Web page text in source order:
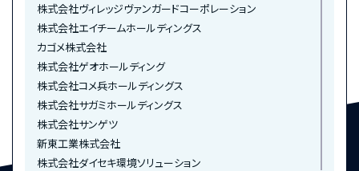
古山医院・・・徒歩10分（約750m）
寺島整形外科・・・徒歩12分（約920m）
BANK
あいち銀行 中村支店・中村中央支店・千成支店・・・徒歩5分（約
330m）
名古屋銀行中村支店・・・徒歩5分（約330m）
百五銀行中村支店・・・徒歩6分（約420m）
株式会社ヴィレッジヴァンガードコーポレーション
株式会社エイチームホールディングス
カゴメ株式会社
株式会社ゲオホールディング
株式会社コメ兵ホールディングス
株式会社サガミホールディングス
株式会社サンゲツ
新東工業株式会社
株式会社ダイセキ環境ソリューション